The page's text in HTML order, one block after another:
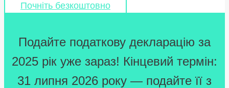
Почніть безкоштовно
Подайте податкову декларацію за
2025 рік уже зараз! Кінцевий термін:
31 липня 2026 року — подайте її з